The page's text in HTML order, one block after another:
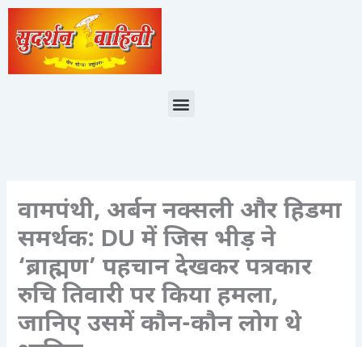
Skip
content
Menu
वामपंथी, अर्बन नक्सली और हिडमा
समर्थक: DU में जिस भीड़ ने
‘ब्राह्मण’ पहचान देखकर पत्रकार
रुचि तिवारी पर किया हमला,
जानिए उसमें कौन-कौन लोग थे